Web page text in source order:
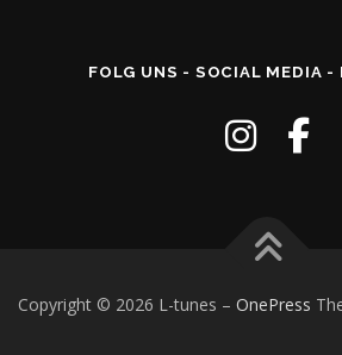
FOLG UNS - SOCIAL MEDIA -
Copyright © 2026 L-tunes – OnePress